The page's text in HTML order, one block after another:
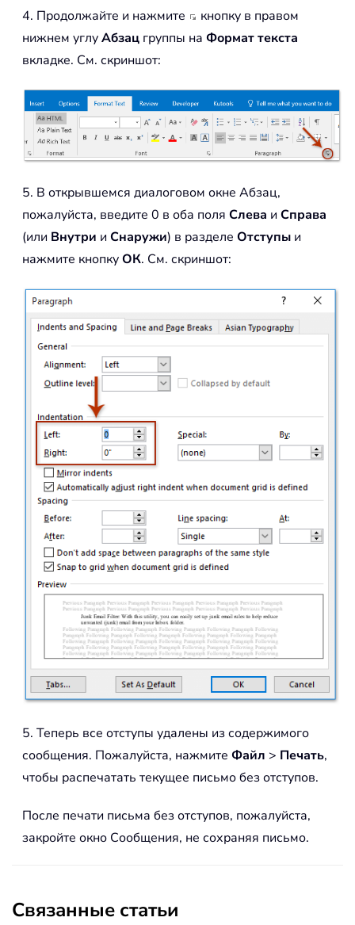
4. Продолжайте и нажмите
кнопку в правом
нижнем углуАбзац группы на Формат текста
вкладке. См. скриншот:
5. В открывшемся диалоговом окне Абзац,
пожалуйста, введите 0 в оба поля Слева и Справа
(или Внутри и Снаружи) в разделе Отступы и
нажмите кнопкуОК. См. скриншот:
5. Теперь все отступы удалены из содержимого
сообщения. Пожалуйста, нажмите Файл > Печать,
чтобы распечатать текущее письмо без отступов.
После печати письма без отступов, пожалуйста,
закройте окно Сообщения, не сохраняя письмо.
Связанные статьи